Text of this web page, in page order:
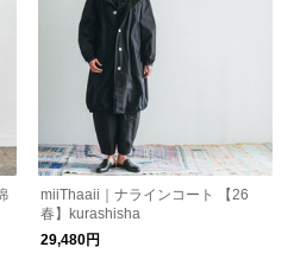
miiThaaii｜ナラインコート 【26
春】kurashisha
29,480円